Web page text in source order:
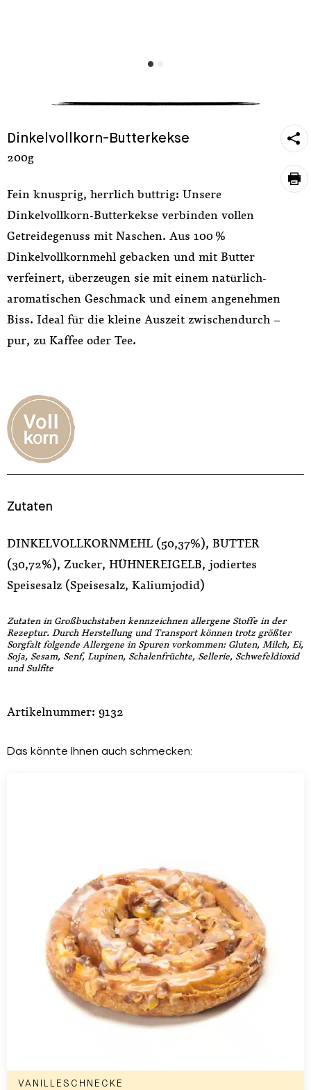
Dinkelvollkorn-Butterkekse
200g
Fein knusprig, herrlich buttrig: Unsere
Dinkelvollkorn-Butterkekse verbinden vollen
Getreidegenuss mit Naschen. Aus 100 %
Dinkelvollkornmehl gebacken und mit Butter
verfeinert, überzeugen sie mit einem natürlich-
aromatischen Geschmack und einem angenehmen
Biss. Ideal für die kleine Auszeit zwischendurch –
pur, zu Kaffee oder Tee.
Zutaten
DINKELVOLLKORNMEHL (50,37%), BUTTER
(30,72%), Zucker, HÜHNEREIGELB, jodiertes
Speisesalz (Speisesalz, Kaliumjodid)
Zutaten in Großbuchstaben kennzeichnen allergene Stoffe in der
Rezeptur. Durch Herstellung und Transport können trotz größter
Sorgfalt folgende Allergene in Spuren vorkommen: Gluten, Milch, Ei,
Soja, Sesam, Senf, Lupinen, Schalenfrüchte, Sellerie, Schwefeldioxid
und Sulfite
Artikelnummer: 9132
Das könnte Ihnen auch schmecken:
VANILLESCHNECKE